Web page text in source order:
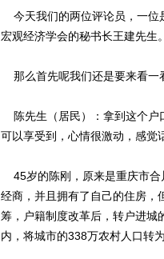
今天我们的两位评论员，一位
宏观经济学会的秘书长王建先生
那么首先呢我们还是要来看一
陈先生（居民）：拿到这个户
可以享受到，心情很激动，感觉
45岁的陈刚，原来是重庆市合
经商，并且拥有了自己的住房，
筹，户籍制度改革后，转户进城
内，将城市的338万农村人口转